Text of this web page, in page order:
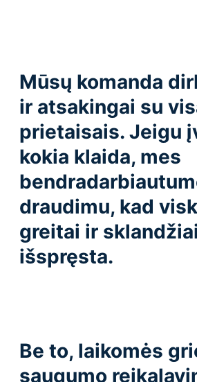
Mūsų komanda
ir atsakingai su
prietaisais. Jeigu
kokia klaida, mes
draudimu, kad
greitai ir sklandžiai
išspręsta.
Be to, laikomės
saugumo